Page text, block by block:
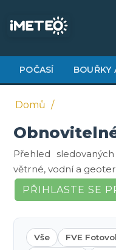
obsahu
POČASÍ BOUŘKY
Drobečková
navigace
Domů
Přehled
větrné, vodní a
PŘIHLASTE SE
Vše FVE